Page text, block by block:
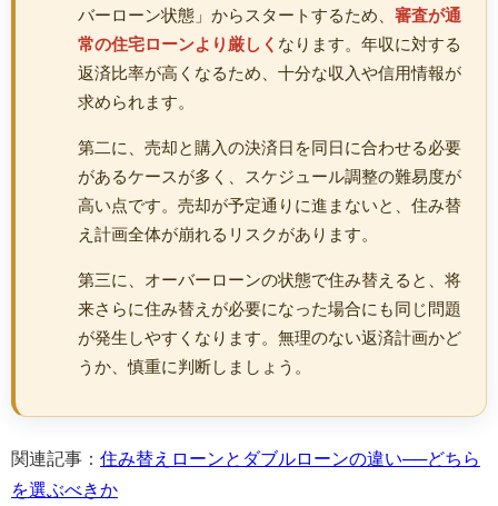
バーローン状態」からスタートするため、 審査が通
常の住宅ローンより厳しく なります。年収に対する
返済比率が高くなるため、十分な収入や信用情報が
求められます。
第二に、売却と購入の決済日を同日に合わせる必要
があるケースが多く、スケジュール調整の難易度が
高い点です。売却が予定通りに進まないと、住み替
え計画全体が崩れるリスクがあります。
第三に、オーバーローンの状態で住み替えると、将
来さらに住み替えが必要になった場合にも同じ問題
が発生しやすくなります。無理のない返済計画かど
うか、慎重に判断しましょう。
関連記事： 住み替えローンとダブルローンの違い──どちら
を選ぶべきか